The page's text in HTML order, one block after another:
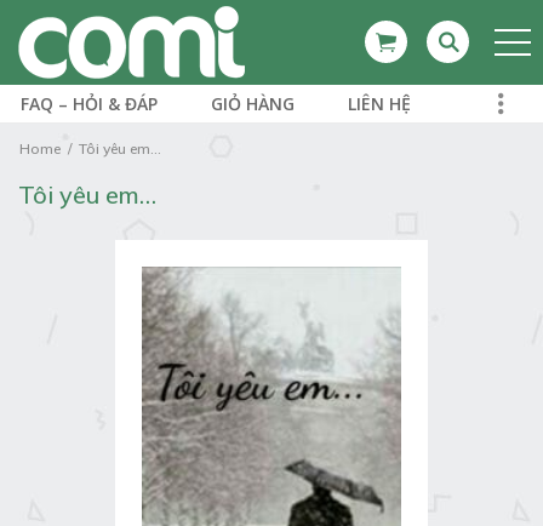
FAQ – HỎI & ĐÁP GIỎ HÀNG LIÊN HỆ
Home Tôi yêu em...
Tôi yêu em…